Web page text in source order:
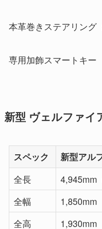
本革巻きステアリング
専用加飾スマートキ
新型 ヴェルファイ
スペック
新型アル
全長
4,945mm
全幅
1,850mm
全高
1,930mm